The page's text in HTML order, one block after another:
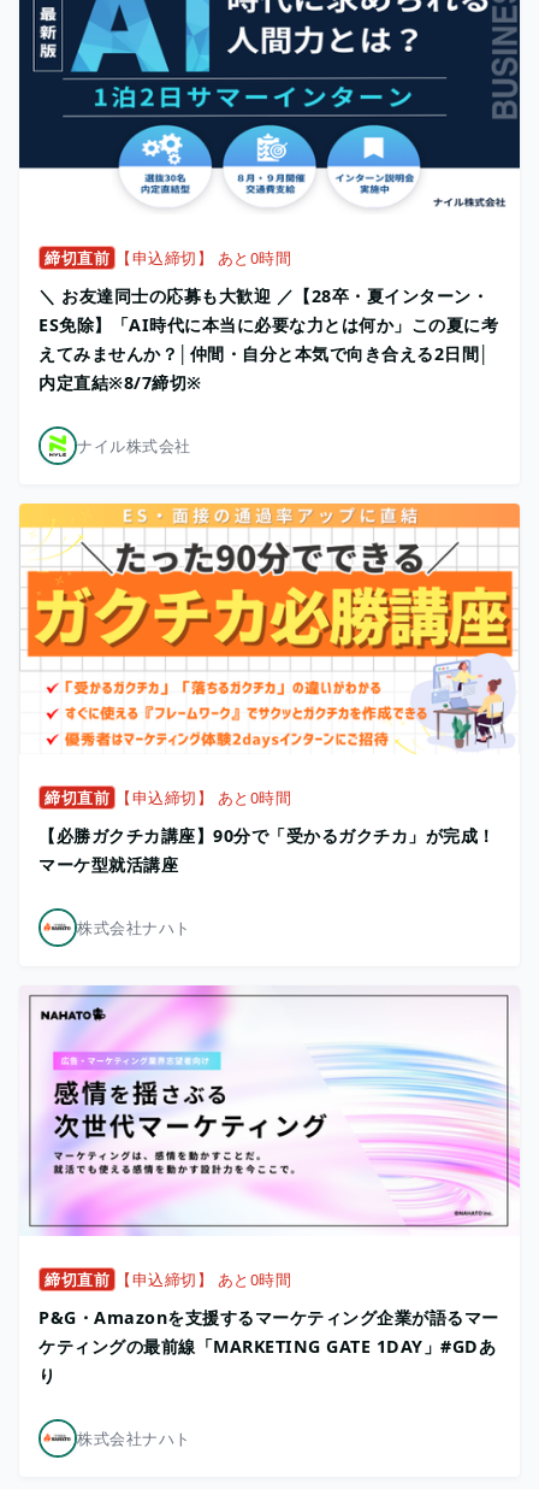
締切直前 【申込締切】 あと0時間
＼ お友達同士の応募も大歓迎 ／【28卒・夏インターン・
ES免除】「AI時代に本当に必要な力とは何か」この夏に考
えてみませんか？│仲間・自分と本気で向き合える2日間│
内定直結※8/7締切※
ナイル株式会社
締切直前 【申込締切】 あと0時間
【必勝ガクチカ講座】90分で「受かるガクチカ」が完成！
マーケ型就活講座
株式会社ナハト
締切直前 【申込締切】 あと0時間
P&G・Amazonを支援するマーケティング企業が語るマー
ケティングの最前線「MARKETING GATE 1DAY」#GDあ
り
株式会社ナハト